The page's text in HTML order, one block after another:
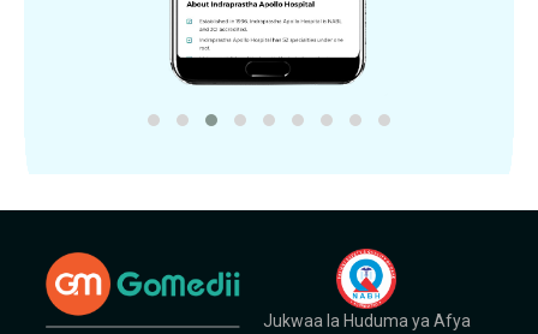
Jukwaa la Huduma ya Afya